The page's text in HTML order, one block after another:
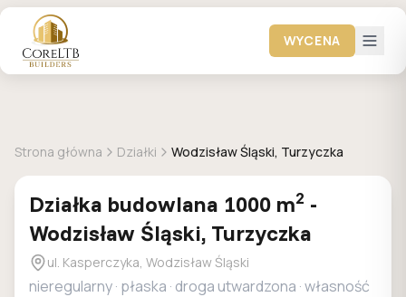
WYCENA
Strona główna Działki Wodzisław Śląski, Turzyczka
Działka budowlana 1000 m2 -
Wodzisław Śląski, Turzyczka
ul. Kasperczyka, Wodzisław Śląski
nieregularny· płaska · droga utwardzona · własność